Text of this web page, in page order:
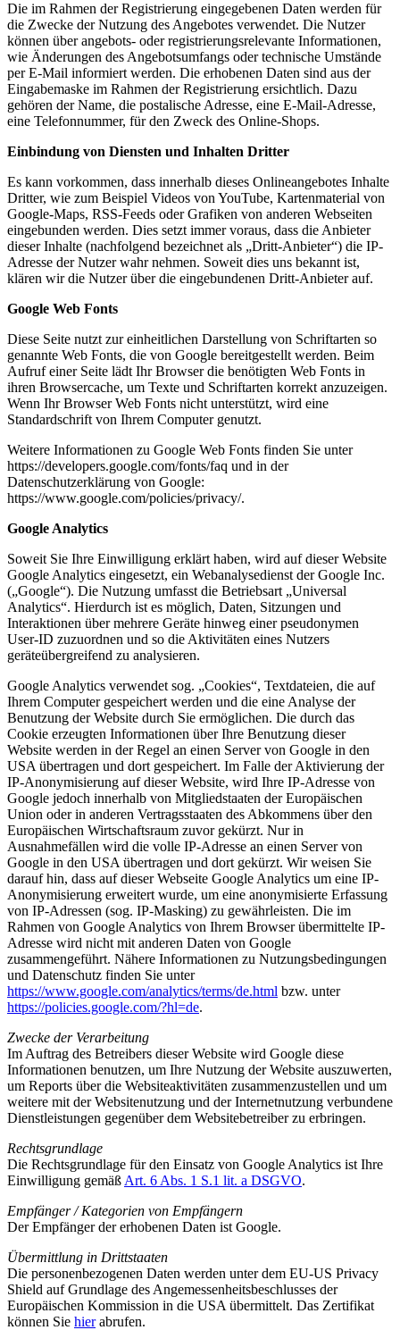
Die im Rahmen der Registrierung eingegebenen Daten werden für
die Zwecke der Nutzung des Angebotes verwendet. Die Nutzer
können über angebots- oder registrierungsrelevante Informationen,
wie Änderungen des Angebotsumfangs oder technische Umstände
per E-Mail informiert werden. Die erhobenen Daten sind aus der
Eingabemaske im Rahmen der Registrierung ersichtlich. Dazu
gehören der Name, die postalische Adresse, eine E-Mail-Adresse,
eine Telefonnummer, für den Zweck des Online-Shops.
Einbindung von Diensten und Inhalten Dritter
Es kann vorkommen, dass innerhalb dieses Onlineangebotes Inhalte
Dritter, wie zum Beispiel Videos von YouTube, Kartenmaterial von
Google-Maps, RSS-Feeds oder Grafiken von anderen Webseiten
eingebunden werden. Dies setzt immer voraus, dass die Anbieter
dieser Inhalte (nachfolgend bezeichnet als „Dritt-Anbieter“) die IP-
Adresse der Nutzer wahr nehmen. Soweit dies uns bekannt ist,
klären wir die Nutzer über die eingebundenen Dritt-Anbieter auf.
Google Web Fonts
Diese Seite nutzt zur einheitlichen Darstellung von Schriftarten so
genannte Web Fonts, die von Google bereitgestellt werden. Beim
Aufruf einer Seite lädt Ihr Browser die benötigten Web Fonts in
ihren Browsercache, um Texte und Schriftarten korrekt anzuzeigen.
Wenn Ihr Browser Web Fonts nicht unterstützt, wird eine
Standardschrift von Ihrem Computer genutzt.
Weitere Informationen zu Google Web Fonts finden Sie unter
https://developers.google.com/fonts/faq und in der
Datenschutzerklärung von Google:
https://www.google.com/policies/privacy/.
Google Analytics
Soweit Sie Ihre Einwilligung erklärt haben, wird auf dieser Website
Google Analytics eingesetzt, ein Webanalysedienst der Google Inc.
(„Google“). Die Nutzung umfasst die Betriebsart „Universal
Analytics“. Hierdurch ist es möglich, Daten, Sitzungen und
Interaktionen über mehrere Geräte hinweg einer pseudonymen
User-ID zuzuordnen und so die Aktivitäten eines Nutzers
geräteübergreifend zu analysieren.
Google Analytics verwendet sog. „Cookies“, Textdateien, die auf
Ihrem Computer gespeichert werden und die eine Analyse der
Benutzung der Website durch Sie ermöglichen. Die durch das
Cookie erzeugten Informationen über Ihre Benutzung dieser
Website werden in der Regel an einen Server von Google in den
USA übertragen und dort gespeichert. Im Falle der Aktivierung der
IP-Anonymisierung auf dieser Website, wird Ihre IP-Adresse von
Google jedoch innerhalb von Mitgliedstaaten der Europäischen
Union oder in anderen Vertragsstaaten des Abkommens über den
Europäischen Wirtschaftsraum zuvor gekürzt. Nur in
Ausnahmefällen wird die volle IP-Adresse an einen Server von
Google in den USA übertragen und dort gekürzt. Wir weisen Sie
darauf hin, dass auf dieser Webseite Google Analytics um eine IP-
Anonymisierung erweitert wurde, um eine anonymisierte Erfassung
von IP-Adressen (sog. IP-Masking) zu gewährleisten. Die im
Rahmen von Google Analytics von Ihrem Browser übermittelte IP-
Adresse wird nicht mit anderen Daten von Google
zusammengeführt. Nähere Informationen zu Nutzungsbedingungen
und Datenschutz finden Sie unter
https://www.google.com/analytics/terms/de.html bzw. unter
https://policies.google.com/?hl=de.
Zwecke der Verarbeitung
Im Auftrag des Betreibers dieser Website wird Google diese
Informationen benutzen, um Ihre Nutzung der Website auszuwerten,
um Reports über die Websiteaktivitäten zusammenzustellen und um
weitere mit der Websitenutzung und der Internetnutzung verbundene
Dienstleistungen gegenüber dem Websitebetreiber zu erbringen.
Rechtsgrundlage
Die Rechtsgrundlage für den Einsatz von Google Analytics ist Ihre
Einwilligung gemäß Art. 6 Abs. 1 S.1 lit. a DSGVO.
Empfänger / Kategorien von Empfängern
Der Empfänger der erhobenen Daten ist Google.
Übermittlung in Drittstaaten
Die personenbezogenen Daten werden unter dem EU-US Privacy
Shield auf Grundlage des Angemessenheitsbeschlusses der
Europäischen Kommission in die USA übermittelt. Das Zertifikat
können Sie hierabrufen.